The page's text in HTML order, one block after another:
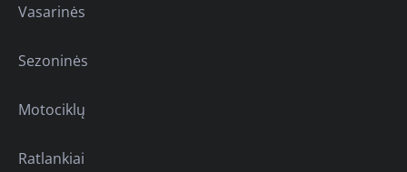
Vasarinės
Sezoninės
Motociklų
Ratlankiai